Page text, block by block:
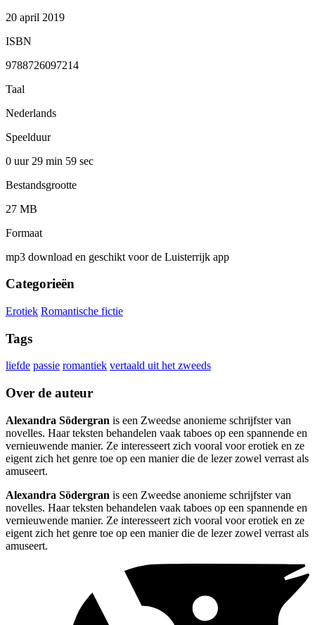
20 april 2019
ISBN
9788726097214
Taal
Nederlands
Speelduur
0 uur 29 min 59 sec
Bestandsgrootte
27 MB
Formaat
mp3 download en geschikt voor de Luisterrijk app
Categorieën
Erotiek Romantische fictie
Tags
liefde passie romantiek vertaald uit het zweeds
Over de auteur
Alexandra Södergran is een Zweedse anonieme schrijfster van
novelles. Haar teksten behandelen vaak taboes op een spannende en
vernieuwende manier. Ze interesseert zich vooral voor erotiek en ze
eigent zich het genre toe op een manier die de lezer zowel verrast als
amuseert.
Alexandra Södergran is een Zweedse anonieme schrijfster van
novelles. Haar teksten behandelen vaak taboes op een spannende en
vernieuwende manier. Ze interesseert zich vooral voor erotiek en ze
eigent zich het genre toe op een manier die de lezer zowel verrast als
amuseert.